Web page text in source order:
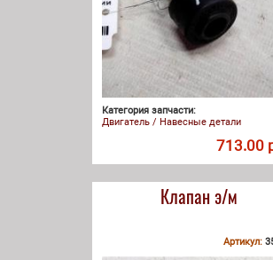
Категория запчасти:
Двигатель / Навесные детали
713.00
Клапан э/м
Артикул: